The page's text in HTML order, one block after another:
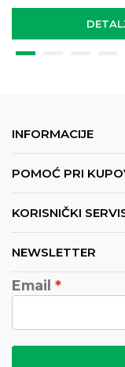
INFORMACIJE
POMOĆ PRI
KORISNIČKI
NEWSLETTER
Email